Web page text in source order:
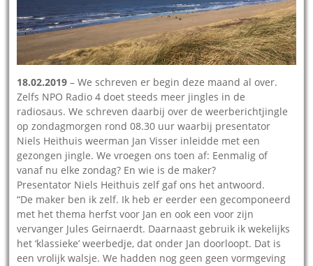
18.02.2019 – We schreven er begin deze maand al over.
Zelfs NPO Radio 4 doet steeds meer jingles in de
radiosaus. We schreven daarbij over de weerberichtjingle
op zondagmorgen rond 08.30 uur waarbij presentator
Niels Heithuis weerman Jan Visser inleidde met een
gezongen jingle. We vroegen ons toen af: Eenmalig of
vanaf nu elke zondag? En wie is de maker?
Presentator Niels Heithuis zelf gaf ons het antwoord.
“De maker ben ik zelf. Ik heb er eerder een gecomponeerd
met het thema herfst voor Jan en ook een voor zijn
vervanger Jules Geirnaerdt. Daarnaast gebruik ik wekelijks
het ‘klassieke’ weerbedje, dat onder Jan doorloopt. Dat is
een vrolijk walsje. We hadden nog geen geen vormgeving